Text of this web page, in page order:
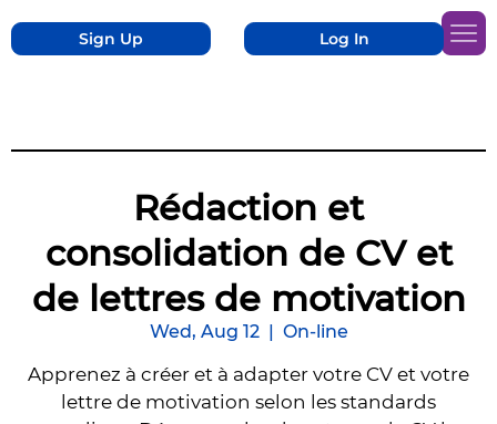
Sign Up Log In
Rédaction et
consolidation de CV et
de lettres de motivation
Wed, Aug 12
  |
On-line
Apprenez à créer et à adapter votre CV et votre
lettre de motivation selon les standards